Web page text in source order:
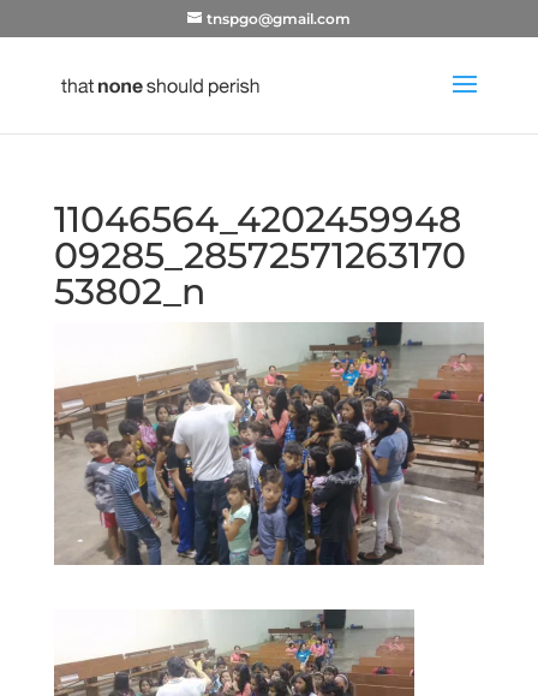
tnspgo@gmail.com
11046564_4202459948
09285_28572571263170
53802_n